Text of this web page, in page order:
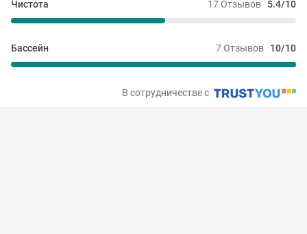
17 Отзывов 5.4/10
Чистота
7 Отзывов 10/10
Бассейн
В сотрудничестве с